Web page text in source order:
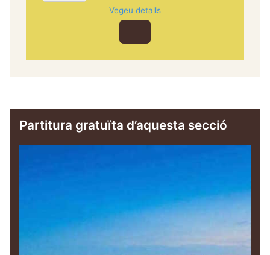
Vegeu detalls
Reproductor
Partitura gratuïta d’aquesta secció